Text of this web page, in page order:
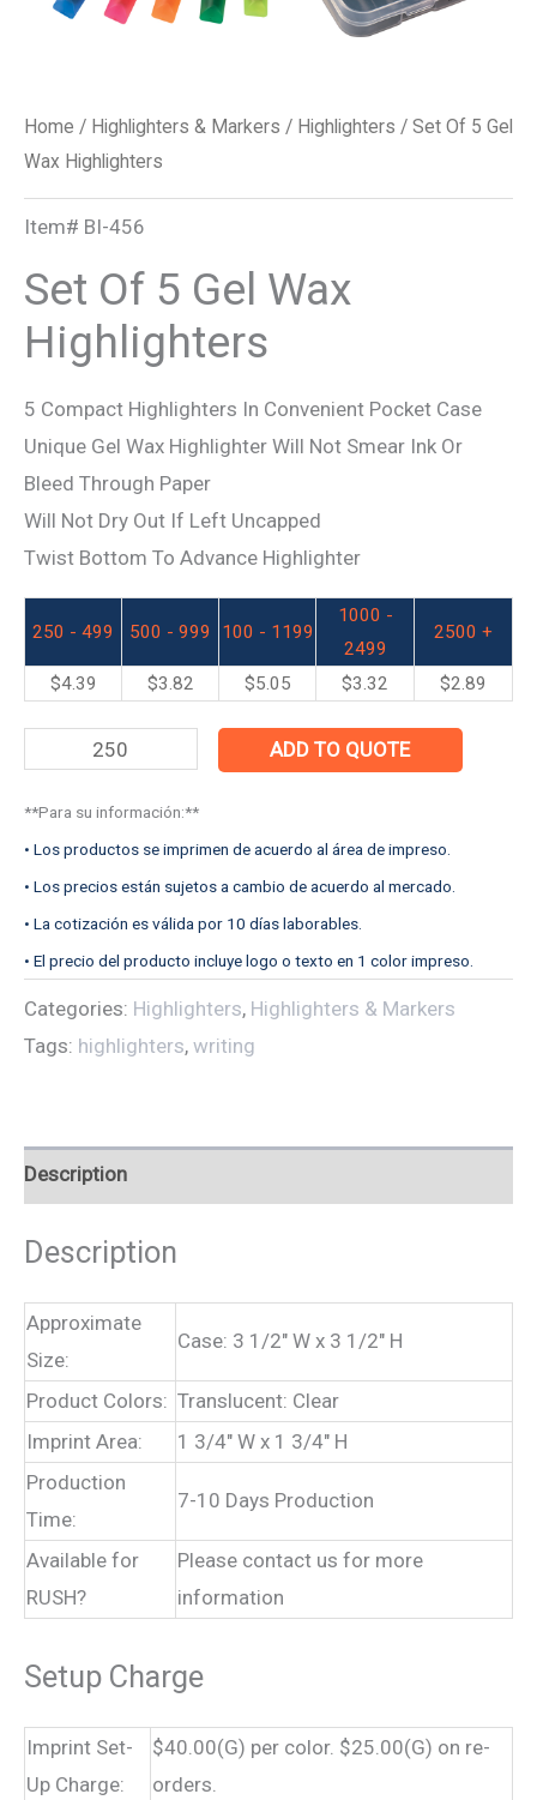
Home / Highlighters & Markers / Highlighters / Set Of 5 Gel
Wax Highlighters
Item# BI-456
Set Of 5 Gel Wax
Highlighters
5 Compact Highlighters In Convenient Pocket Case
Unique Gel Wax Highlighter Will Not Smear Ink Or
Bleed Through Paper
Will Not Dry Out If Left Uncapped
Twist Bottom To Advance Highlighter
250 - 499 500 - 999 100 - 1199
1000 -
2499
2500 +
$4.39 $3.82 $5.05 $3.32 $2.89
ADD TO QUOTE
**Para su información:**
• Los productos se imprimen de acuerdo al área de impreso.
• Los precios están sujetos a cambio de acuerdo al mercado.
• La cotización es válida por 10 días laborables.
• El precio del producto incluye logo o texto en 1 color impreso.
Categories: Highlighters, Highlighters & Markers
Tags: highlighters, writing
Description
Description
Approximate
Size:
Case: 3 1/2″ W x 3 1/2″ H
Product Colors: Translucent: Clear
Imprint Area:
1 3/4″ W x 1 3/4″ H
Production
Time:
7-10 Days Production
Available for
RUSH?
Please contact us for more
information
Setup Charge
Imprint Set-
Up Charge:
$40.00(G) per color. $25.00(G) on re-
orders.